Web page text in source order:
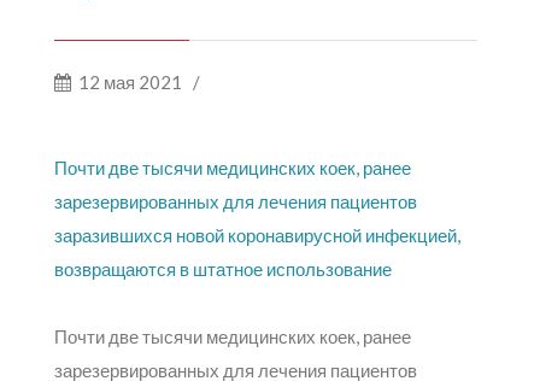
12 мая 2021 /
Почти две тысячи медицинских коек, ранее
зарезервированных для лечения пациентов
заразившихся новой коронавирусной инфекцией,
возвращаются в штатное использование
Почти две тысячи медицинских коек, ранее
зарезервированных для лечения пациентов